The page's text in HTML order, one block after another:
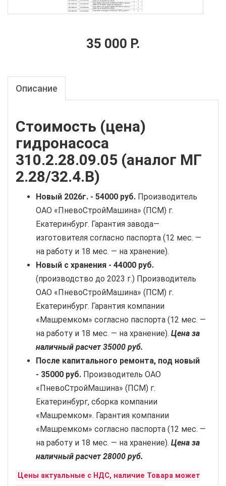
35 000 Р.
Описание
Стоимость (цена)
гидронасоса
310.2.28.09.05 (аналог МГ
2.28/32.4.В)
Новый 2026г. - 54000 руб. Производитель
ОАО «ПневоСтройМашина» (ПСМ) г.
Екатеринбург. Гарантия завода—
изготовителя согласно паспорта (12 мес. —
на работу и 18 мес. — на хранение).
Новый с хранения - 44000 руб.
(производство до 2023 г.) Производитель
ОАО «ПневоСтройМашина» (ПСМ) г.
Екатеринбург. Гарантия компании
«Машремком» согласно паспорта (12 мес. —
на работу и 18 мес. — на хранение). Цена за
наличный расчет 35000 руб.
После капитального ремонта, под новый
- 35000 руб. Производитель ОАО
«ПневоСтройМашина» (ПСМ) г.
Екатеринбург, сборка компании
«Машремком». Гарантия компании
«Машремком» согласно паспорта (12 мес. —
на работу и 18 мес. — на хранение). Цена за
наличный расчет 28000 руб.
Цены актуальные с НДС, наличие Товара может